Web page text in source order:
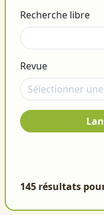
Recherche libre
Revue
145 résultats